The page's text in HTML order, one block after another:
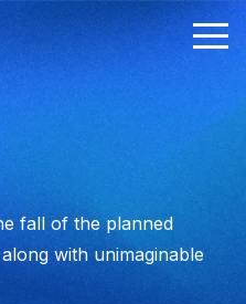
fall of the planned
with unimaginable